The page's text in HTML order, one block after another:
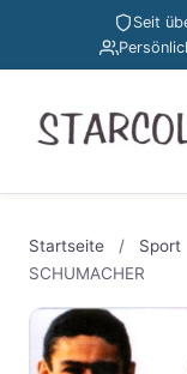
Seit
Startseite / Sport
SCHUMACHER